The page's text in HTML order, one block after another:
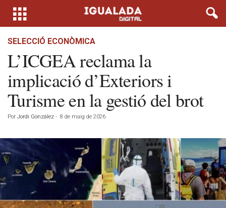
SELECCIÓ ECONÒMICA
L’ICGEA reclama la
implicació d’Exteriors i
Turisme en la gestió del brot
Por Jordi González - 8 de maig de 2026